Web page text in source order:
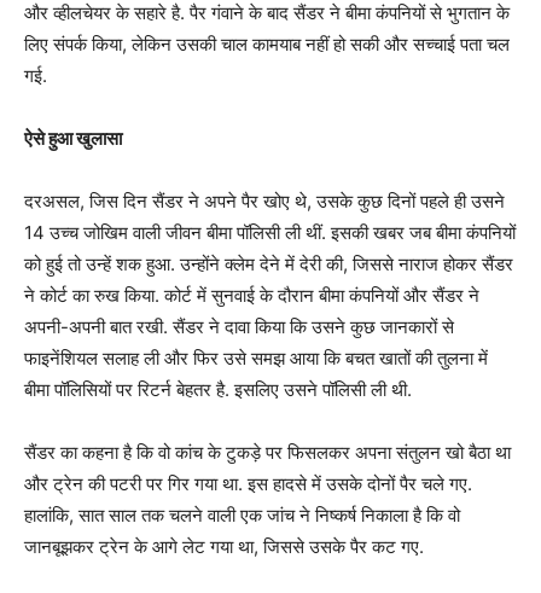
और व्हीलचेयर के सहारे है. पैर गंवाने के बाद सैंडर ने बीमा कंपनियों से भुगतान के
लिए संपर्क किया, लेकिन उसकी चाल कामयाब नहीं हो सकी और सच्चाई पता चल
गई.
ऐसे हुआ खुलासा
दरअसल, जिस दिन सैंडर ने अपने पैर खोए थे, उसके कुछ दिनों पहले ही उसने
14 उच्च जोखिम वाली जीवन बीमा पॉलिसी ली थीं. इसकी खबर जब बीमा कंपनियों
को हुई तो उन्हें शक हुआ. उन्होंने क्लेम देने में देरी की, जिससे नाराज होकर सैंडर
ने कोर्ट का रुख किया. कोर्ट में सुनवाई के दौरान बीमा कंपनियों और सैंडर ने
अपनी-अपनी बात रखी. सैंडर ने दावा किया कि उसने कुछ जानकारों से
फाइनेंशियल सलाह ली और फिर उसे समझ आया कि बचत खातों की तुलना में
बीमा पॉलिसियों पर रिटर्न बेहतर है. इसलिए उसने पॉलिसी ली थी.
सैंडर का कहना है कि वो कांच के टुकड़े पर फिसलकर अपना संतुलन खो बैठा था
और ट्रेन की पटरी पर गिर गया था. इस हादसे में उसके दोनों पैर चले गए.
हालांकि, सात साल तक चलने वाली एक जांच ने निष्कर्ष निकाला है कि वो
जानबूझकर ट्रेन के आगे लेट गया था, जिससे उसके पैर कट गए.